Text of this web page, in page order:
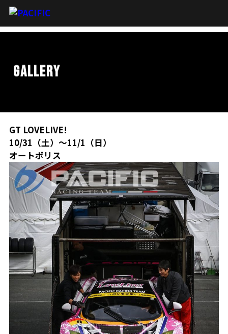
GALLERY
GT LOVELIVE!
10/31（土）～11/1（日）
オートポリス